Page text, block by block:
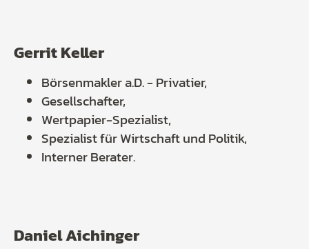
Gerrit Keller
Börsenmakler a.D. - Privatier,
Gesellschafter,
Wertpapier-Spezialist,
Spezialist für Wirtschaft und Politik,
Interner Berater.
Daniel Aichinger